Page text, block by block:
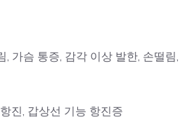
가슴 통증, 감각 이상 발한, 손떨
진, 갑상선 기능 항진증